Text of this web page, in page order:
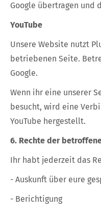
Google übertragen und
YouTube
Unsere Website nutzt
betriebenen Seite.
Google.
Wenn ihr eine unserer
besucht, wird eine
YouTube hergestellt.
6. Rechte der
Ihr habt jederzeit das
- Auskunft über eure
- Berichtigung